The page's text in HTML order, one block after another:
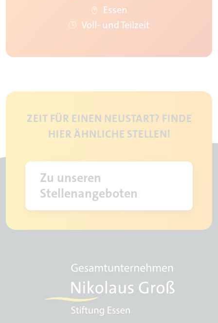
Essen
Voll- und Teilzeit
ZEIT FÜR EINEN NEUSTART? FINDE
HIER ÄHNLICHE STELLEN!
Zu unseren
Stellenangeboten